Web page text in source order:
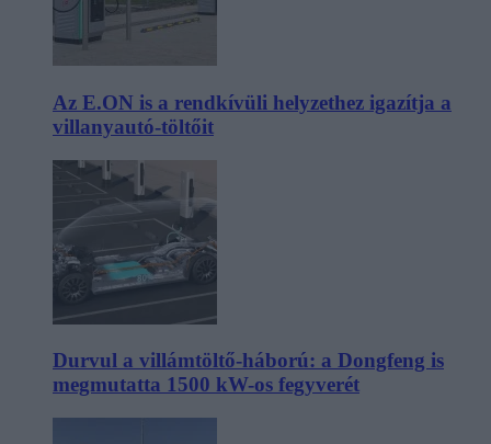
Az E.ON is a rendkívüli helyzethez igazítja a
villanyautó-töltőit
Durvul a villámtöltő-háború: a Dongfeng is
megmutatta 1500 kW-os fegyverét